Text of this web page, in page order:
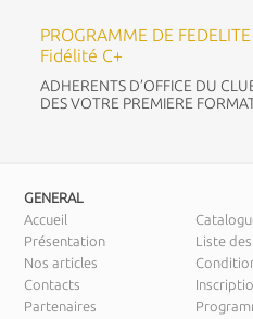
PROGRAMME DE FEDELITE
Fidélité C+
ADHERENTS D’OFFICE DU
DES VOTRE PREMIERE
GENERAL
Accueil
Présentation
Nos articles
Contacts
Partenaires
Liste